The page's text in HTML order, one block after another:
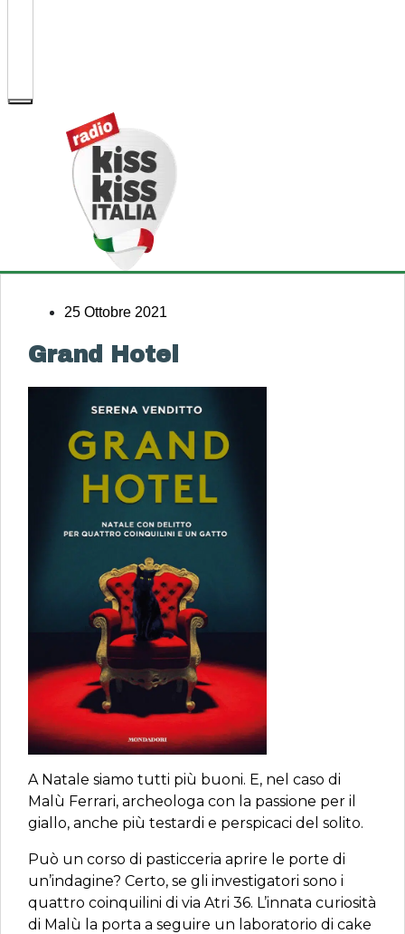
25 Ottobre 2021
Grand Hotel
A Natale siamo tutti più buoni. E, nel caso di
Malù Ferrari, archeologa con la passione per il
giallo, anche più testardi e perspicaci del solito.
Può un corso di pasticceria aprire le porte di
un’indagine? Certo, se gli investigatori sono i
quattro coinquilini di via Atri 36. L’innata curiosità
di Malù la porta a seguire un laboratorio di cake